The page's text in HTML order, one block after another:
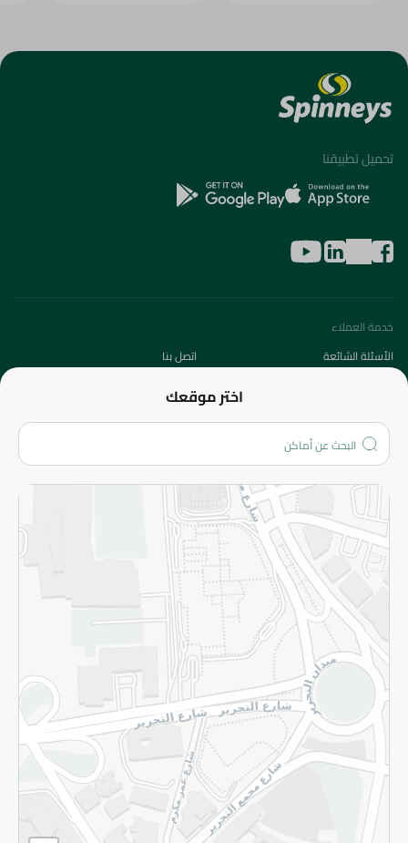
اختر موقعك
تحميل تطبيقنا
خدمة العملاء
الأسئلة الشائعة
اتصل بنا
من نحن؟
الفروع
المزيد
الاسترجاع
سياسة الاستخدام
سياسة الخصوصية
قم بالتسجيل للنشرة
©2026 - Spinneys | جميع الحقوق محفوظة